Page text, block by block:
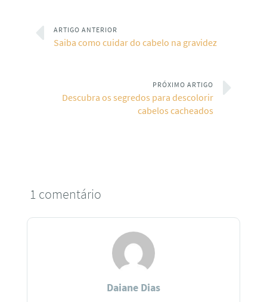
ARTIGO ANTERIOR
Saiba como cuidar do cabelo na gravidez
PRÓXIMO ARTIGO
Descubra os segredos para descolorir
cabelos cacheados
1 comentário
Daiane Dias